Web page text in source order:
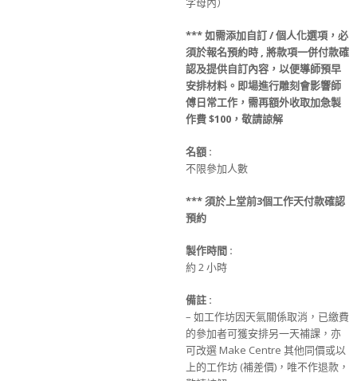
***如需添加自訂 / 個人化選項，必
須於報名預約時, 將款項一併付款確
認及提供自訂內容， 以便導師預早
安排材料。 即場進行雕刻會影響師
傅日常工作， 需再額外收取加急製
作費$100，敬請諒解
名額 :
不限參加人數
***須於上堂前3個工作天付款確認
預約
製作時間 :
約 2 小時
備註 :
– 如工作坊因天氣關係取消，已繳費
的參加者可獲安排另一天補課，亦
可改選 Make Centre 其他同價或以
上的工作坊 (補差價)，唯不作退款，